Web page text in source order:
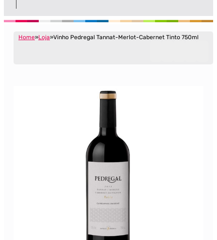
Home Loja Vinho Pedregal Tannat-Merlot-Cabernet Tinto 750ml